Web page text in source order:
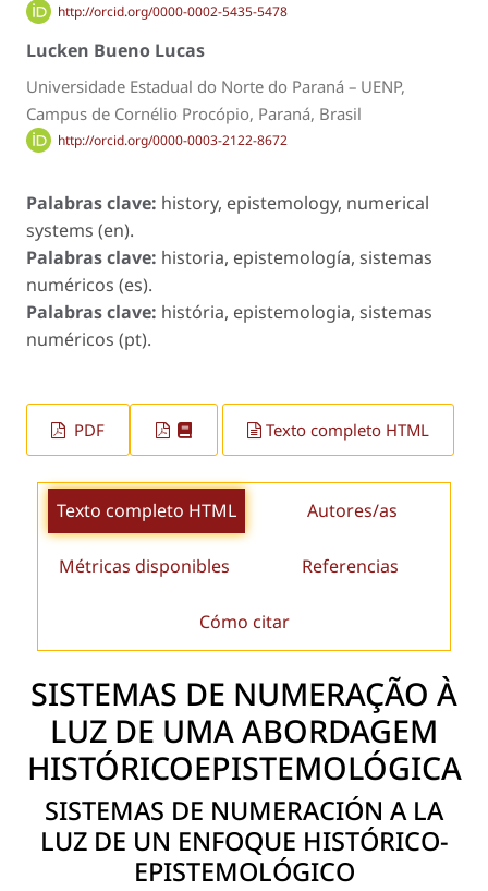
http://orcid.org/0000-0002-5435-5478
Lucken Bueno Lucas
Universidade Estadual do Norte do Paraná – UENP,
Campus de Cornélio Procópio, Paraná, Brasil
http://orcid.org/0000-0003-2122-8672
Palabras clave: history, epistemology, numerical
systems (en).
Palabras clave: historia, epistemología, sistemas
numéricos (es).
Palabras clave: história, epistemologia, sistemas
numéricos (pt).
PDF Texto completo HTML
Texto completo HTML Autores/as
Métricas disponibles Referencias
Cómo citar
SISTEMAS DE NUMERAÇÃO À
LUZ DE UMA ABORDAGEM
HISTÓRICOEPISTEMOLÓGICA
SISTEMAS DE NUMERACIÓN A LA
LUZ DE UN ENFOQUE HISTÓRICO­
EPISTEMOLÓGICO